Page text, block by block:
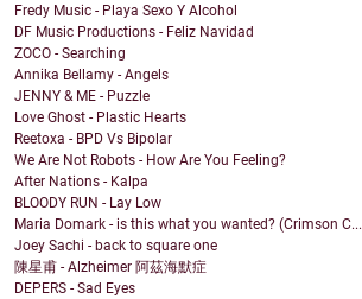
Fredy Music - Playa Sexo Y Alcohol
DF Music Productions - Feliz Navidad
ZOCO - Searching
Annika Bellamy - Angels
JENNY & ME - Puzzle
Love Ghost - Plastic Hearts
Reetoxa - BPD Vs Bipolar
We Are Not Robots - How Are You Feeling?
After Nations - Kalpa
BLOODY RUN - Lay Low
Maria Domark - is this what you wanted? (Crimson C...
Joey Sachi - back to square one
陳星甫 - Alzheimer 阿茲海默症
DEPERS - Sad Eyes